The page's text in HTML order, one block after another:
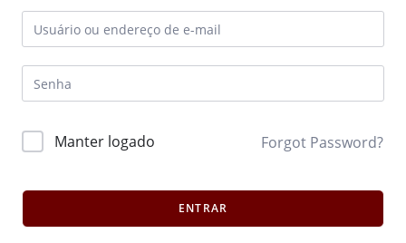
Manter logado Forgot Password?
ENTRAR